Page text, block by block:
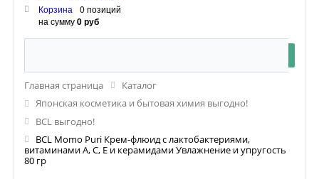
Корзина
0 позиций
на сумму0 руб
Главная страница
Каталог
Японская косметика и бытовая химия выгодно!
BCL выгодно!
BCL Momo Puri Крем-флюид с лактобактериями,
витаминами A, C, E и керамидами Увлажнение и упругость
80 гр